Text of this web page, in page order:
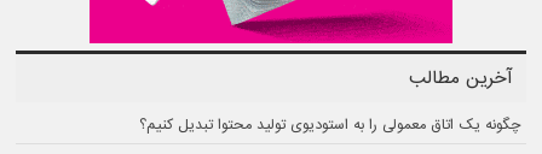
آخرین مطالب
چگونه یک اتاق معمولی را به استودیوی تولید محتوا تبدیل کنیم؟